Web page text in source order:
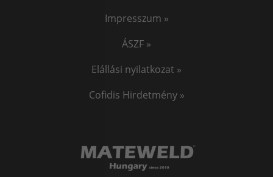
Impresszum »
ÁSZF »
Elállási nyilatkozat »
Cofidis Hirdetmény »